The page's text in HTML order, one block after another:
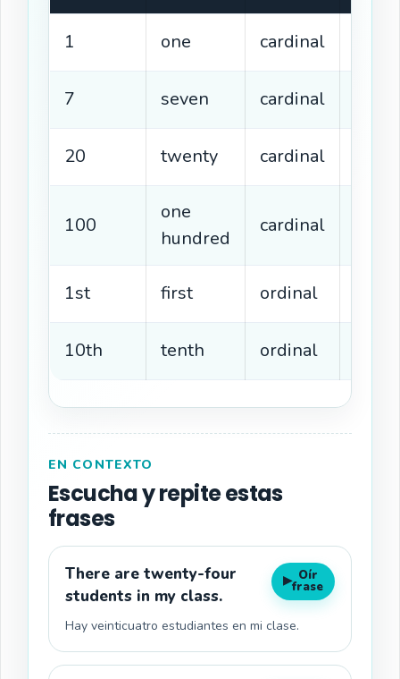
1 one cardinal
7 seven cardinal
20 twenty cardinal
100
one
hundred
cardinal
1st first ordinal
10th tenth ordinal
EN CONTEXTO
Escucha y repite estas
frases
There are twenty-four
students in my class.
▶ Oír
frase
Hay veinticuatro estudiantes en mi clase.